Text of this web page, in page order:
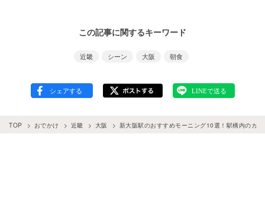
この記事に関するキーワード
近畿 シーン 大阪 朝食
TOP おでかけ 近畿 大阪 新大阪駅のおすすめモーニング10選！駅構内のカ